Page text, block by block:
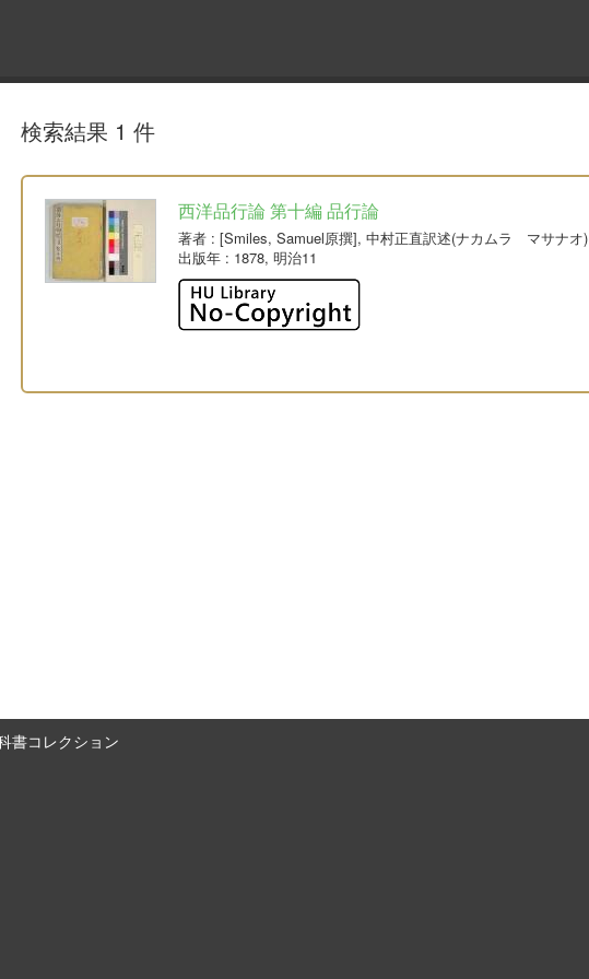
検索結果 1 件
西洋品行論 第十編 品行論
著者: [Smiles, Samuel原撰], 中村正直訳述(ナカムラ マサナオ)
出版年: 1878, 明治11
書コレクション